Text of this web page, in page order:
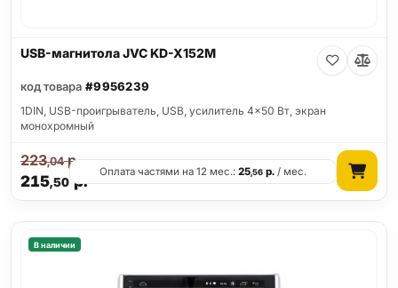
USB-магнитола JVC KD-X152M
код товара #9956239
1DIN, USB-проигрыватель, USB, усилитель 4x50 Вт, экран
монохромный
215,50р.
223,04р.
Оплата частями на 12 мес.:25,56 р. / мес.
В наличии